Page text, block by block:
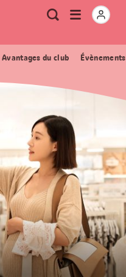
Métanavigation
RechercheOuvrir
Avantages du club